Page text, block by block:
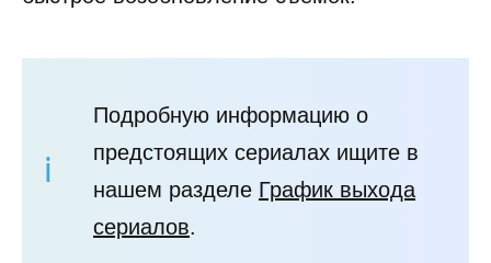
Подробную информацию о
предстоящих сериалах ищите в
нашем разделе График выхода
сериалов.